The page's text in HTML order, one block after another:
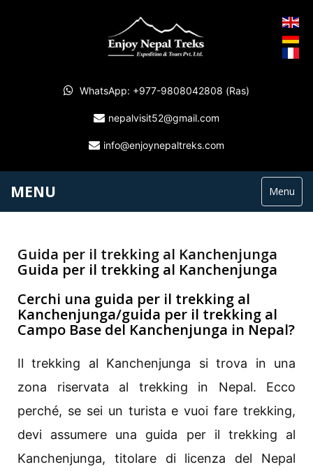
WhatsApp: +977-9808042808 (Ras)
nepalvisit52@gmail.com
info@enjoynepaltreks.com
MENU Menu
Guida per il trekking al Kanchenjunga
Guida per il trekking al Kanchenjunga
Cerchi una guida per il trekking al
Kanchenjunga/guida per il trekking al
Campo Base del Kanchenjunga in Nepal?
Il trekking al Kanchenjunga si trova in una
zona riservata al trekking in Nepal. Ecco
perché, se sei un turista e vuoi fare trekking,
devi assumere una guida per il trekking al
Kanchenjunga, titolare di licenza del Nepal